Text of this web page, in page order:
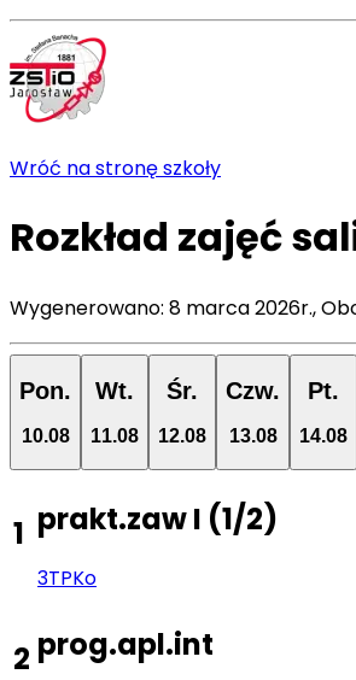
Wróć na stronę szkoły
Rozkład zajęć
Wygenerowano: 8 marca 2026r.,
Pon.
10.08
Wt.
11.08
Śr.
12.08
Czw.
13.08
Pt.
14.08
1 prakt.zaw I (1/2)
3TPKo
2 prog.apl.int